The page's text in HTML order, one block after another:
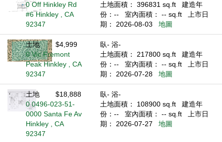
0 Off Hinkley Rd
#6 Hinkley , CA
92347
土地面積： 396831 sq.ft
建造年
份：--
室內面積： -- sq.ft
上市日
期： 2026-08-03
地圖
土地
$4,999
0 Vic Fremont
Peak Hinkley , CA
92347
臥- 浴-
土地面積： 217800 sq.ft
建造年
份：--
室內面積： -- sq.ft
上市日
期： 2026-07-28
地圖
土地
$18,888
0 0496-023-51-
0000 Santa Fe Av
Hinkley , CA
92347
臥- 浴-
土地面積： 108900 sq.ft
建造年
份：--
室內面積： -- sq.ft
上市日
期： 2026-07-27
地圖